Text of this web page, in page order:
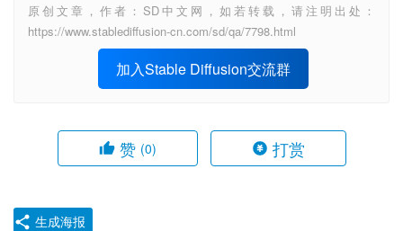
原创文章，作者：SD中文网，如若转载，请注明出处：
https://www.stablediffusion-cn.com/sd/qa/7798.html
加入Stable Diffusion交流群
赞 (0) 打赏
生成海报